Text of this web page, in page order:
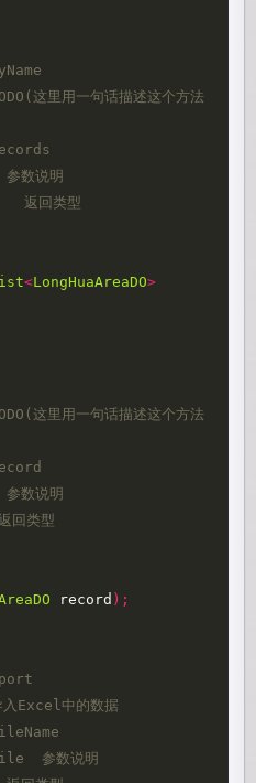
<LongHuaAreaDO>
record );